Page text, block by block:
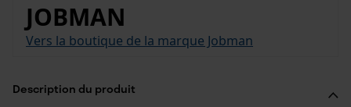
JOBMAN
Vers la boutique de la marque Jobman
Description du produit